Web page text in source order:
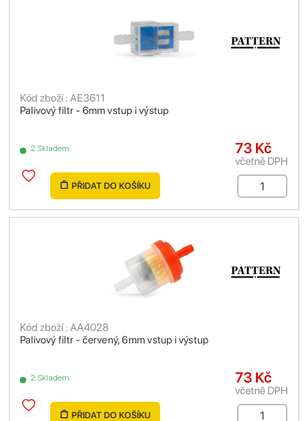
Palivový filtr - 6mm vstup i výstup
Kód zboží : AE3611
2 Skladem 73 Kč
včetně DPH
PŘIDAT DO KOŠÍKU
Palivový filtr - červený, 6mm vstup i výstup
Kód zboží : AA4028
2 Skladem 73 Kč
včetně DPH
PŘIDAT DO KOŠÍKU